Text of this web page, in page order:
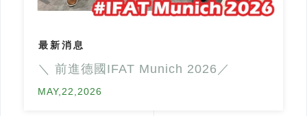
最新消息
＼ 前進德國IFAT Munich 2026／
MAY,22,2026